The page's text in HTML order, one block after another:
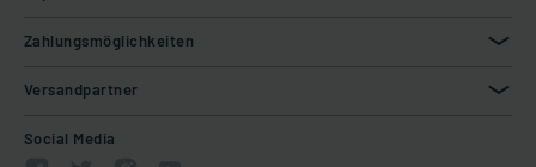
Zahlungsmöglichkeiten
Versandpartner
Social Media